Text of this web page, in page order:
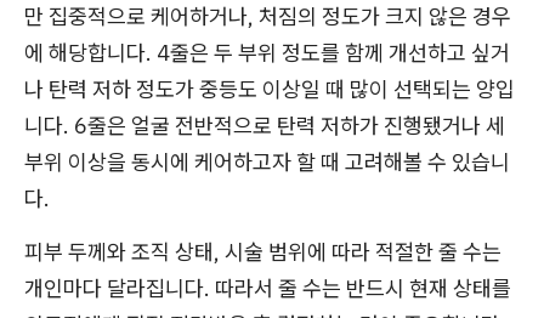
만 집중적으로 케어하거나, 처짐의 정도가 크지 않은 경우
에 해당합니다. 4줄은 두 부위 정도를 함께 개선하고 싶거
나 탄력 저하 정도가 중등도 이상일 때 많이 선택되는 양입
니다. 6줄은 얼굴 전반적으로 탄력 저하가 진행됐거나 세
부위 이상을 동시에 케어하고자 할 때 고려해볼 수 있습니
다.
피부 두께와 조직 상태, 시술 범위에 따라 적절한 줄 수는
개인마다 달라집니다. 따라서 줄 수는 반드시 현재 상태를